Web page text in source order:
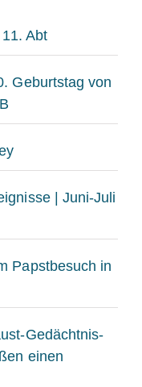
Abt
Geburtstag von
| Juni-Juli
Papstbesuch in
Gedächtnis-
einen